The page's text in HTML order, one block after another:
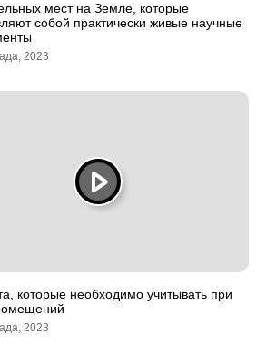
мест на Земле, которые
собой практически живые научные
2023
которые необходимо учитывать при
2023